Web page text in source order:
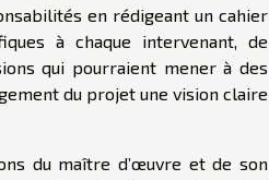
en rédigeant un cahier
à chaque intervenant, de
qui pourraient mener à des
du projet une vision claire
du maître d’œuvre et de son